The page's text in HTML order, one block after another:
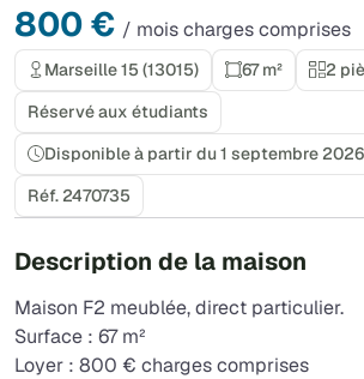
800 € / mois charges comprises
Marseille 15 (13015) 67 m² 2
Réservé aux étudiants
Disponible à partir du 1 septembre 2026
Réf. 2470735
Description de la maison
Maison F2 meublée, direct particulier.
Surface : 67 m²
Loyer : 800 € charges comprises